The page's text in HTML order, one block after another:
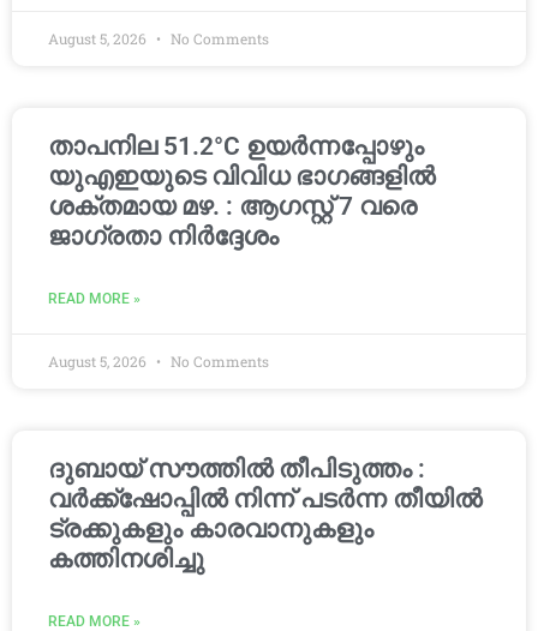
August 5, 2026 No Comments
താപനില 51.2°C ഉയർന്നപ്പോഴും
യുഎഇയുടെ വിവിധ ഭാഗങ്ങളിൽ
ശക്തമായ മഴ. : ആഗസ്റ്റ് 7 വരെ
ജാഗ്രതാ നിർദ്ദേശം
READ MORE »
August 5, 2026 No Comments
ദുബായ് സൗത്തിൽ തീപിടുത്തം :
വർക്ക്‌ഷോപ്പിൽ നിന്ന് പടർന്ന തീയിൽ
ട്രക്കുകളും കാരവാനുകളും
കത്തിനശിച്ചു
READ MORE »